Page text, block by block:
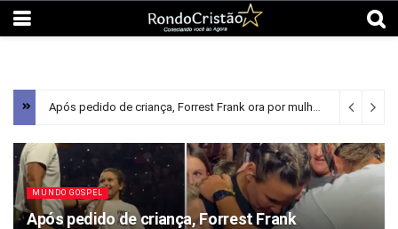
Após pedido de criança, Forrest Frank ora por mulher com câncer em show com 30 mil pessoas
MUNDO GOSPEL
Após pedido de criança, Forrest Frank